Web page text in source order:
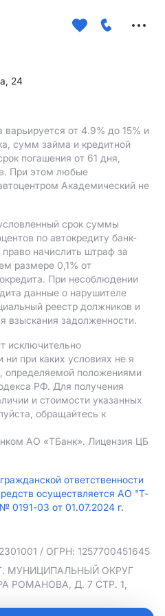
24
варьируется от 4.9% до 15% и
сумм займа и кредитной
погашения от 61 дня,
При этом любые
Академический не
срок суммы
по автокредиту банк-
право начислить штраф за
размере 0,1% от
При несоблюдении
данные о нарушителе
реестр должников и
взыскания задолженности.
исключительно
при каких условиях не я
определяемой положениями
РФ. Для получения
и стоимости указанных
обращайтесь к
АO «ТБанк». Лицензия ЦБ
ответственности
осуществляется АО "Т-
0191-03 от 01.07.2024 г.
/ ОГРН: 1257700451645
МУНИЦИПАЛЬНЫЙ ОКРУГ
РОМАНОВА, Д. 7 СТР. 1,